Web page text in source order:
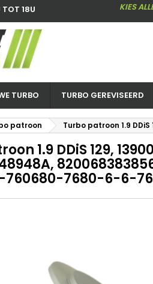
18U KIES
TURBO TURBO GEREVISEERD
patroon Turbo patroon 1.9
1.9 DDiS 129,
760680-7680-6-6-